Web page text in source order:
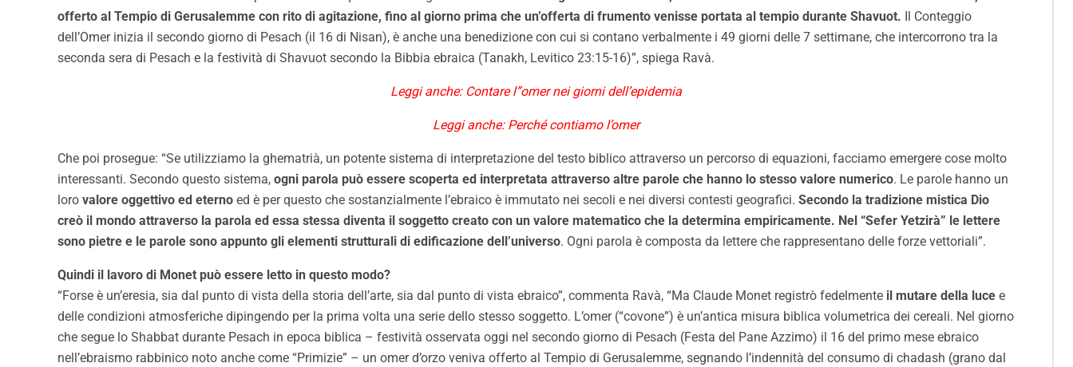
offerto al Tempio di Gerusalemme con rito di agitazione, fino al giorno prima che un’offerta di frumento venisse portata al tempio durante Shavuot. Il Conteggio
dell’Omer inizia il secondo giorno di Pesach (il 16 di Nisan), è anche una benedizione con cui si contano verbalmente i 49 giorni delle 7 settimane, che intercorrono tra la
seconda sera di Pesach e la festività di Shavuot secondo la Bibbia ebraica (Tanakh, Levitico 23:15-16)”, spiega Ravà.
Leggi anche: Contare l”omer nei giorni dell’epidemia
Leggi anche: Perché contiamo l’omer
Che poi prosegue: “Se utilizziamo la ghematrià, un potente sistema di interpretazione del testo biblico attraverso un percorso di equazioni, facciamo emergere cose molto
interessanti. Secondo questo sistema, ogni parola può essere scoperta ed interpretata attraverso altre parole che hanno lo stesso valore numerico. Le parole hanno un
loro valore oggettivo ed eterno ed è per questo che sostanzialmente l’ebraico è immutato nei secoli e nei diversi contesti geografici. Secondo la tradizione mistica Dio
creò il mondo attraverso la parola ed essa stessa diventa il soggetto creato con un valore matematico che la determina empiricamente. Nel “Sefer Yetzirà” le lettere
sono pietre e le parole sono appunto gli elementi strutturali di edificazione dell’universo. Ogni parola è composta da lettere che rappresentano delle forze vettoriali”.
Quindi il lavoro di Monet può essere letto in questo modo?
“Forse è un’eresia, sia dal punto di vista della storia dell’arte, sia dal punto di vista ebraico”, commenta Ravà, “Ma Claude Monet registrò fedelmente il mutare della luce e
delle condizioni atmosferiche dipingendo per la prima volta una serie dello stesso soggetto. L’omer (“covone”) è un’antica misura biblica volumetrica dei cereali. Nel giorno
che segue lo Shabbat durante Pesach in epoca biblica – festività osservata oggi nel secondo giorno di Pesach (Festa del Pane Azzimo) il 16 del primo mese ebraico
nell’ebraismo rabbinico noto anche come “Primizie” – un omer d’orzo veniva offerto al Tempio di Gerusalemme, segnando l’indennità del consumo di chadash (grano dal